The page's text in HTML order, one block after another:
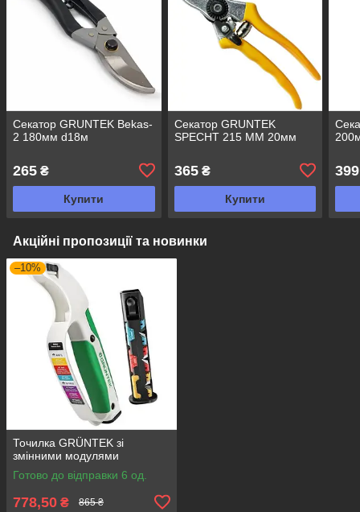
Секатор GRUNTEK Bekas-
2 180мм d18м
265 ₴
Купити
Секатор GRUNTEK
SPECHT 215 ММ 20мм
365₴
Купити
399
Акційні пропозиції та новинки
–10%
Точилка GRÜNTEK зі
змінними модулями
Готово до відправки 6 од.
778,50 ₴ 865 ₴